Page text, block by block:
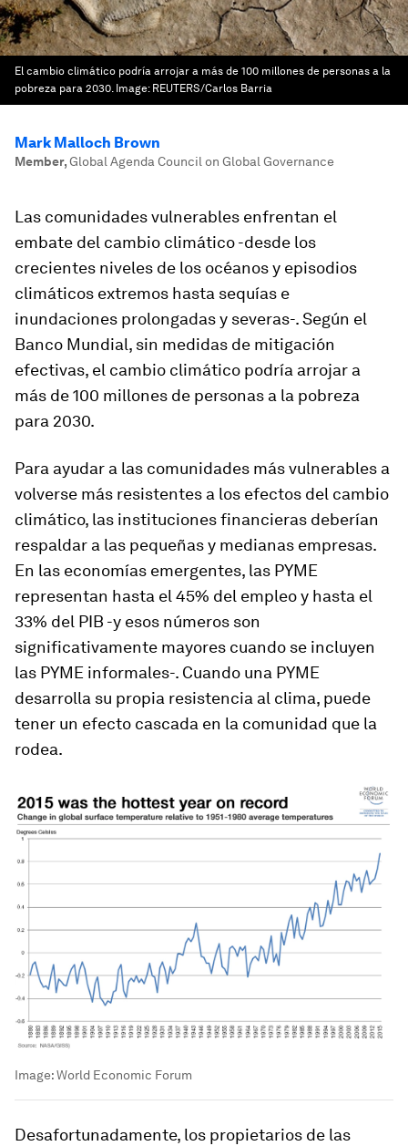
El cambio climático podría arrojar a más de 100 millones de personas a la
pobreza para 2030. Image: REUTERS/Carlos Barria
Mark Malloch Brown
Member,Global Agenda Council on Global Governance
Las comunidades vulnerables enfrentan el
embate del cambio climático -desde los
crecientes niveles de los océanos y episodios
climáticos extremos hasta sequías e
inundaciones prolongadas y severas-. Según el
Banco Mundial, sin medidas de mitigación
efectivas, el cambio climático podría arrojar a
más de 100 millones de personas a la pobreza
para 2030.
Para ayudar a las comunidades más vulnerables a
volverse más resistentes a los efectos del cambio
climático, las instituciones financieras deberían
respaldar a las pequeñas y medianas empresas.
En las economías emergentes, las PYME
representan hasta el 45% del empleo y hasta el
33% del PIB -y esos números son
significativamente mayores cuando se incluyen
las PYME informales-. Cuando una PYME
desarrolla su propia resistencia al clima, puede
tener un efecto cascada en la comunidad que la
rodea.
Image:World Economic Forum
Desafortunadamente, los propietarios de las